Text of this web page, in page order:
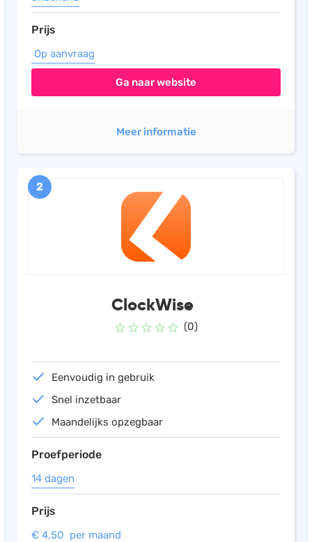
Prijs
Op aanvraag
Ga naar website
Meer informatie
2
ClockWise
(0)
Eenvoudig in gebruik
Snel inzetbaar
Maandelijks opzegbaar
Proefperiode
14 dagen
Prijs
€ 4,50 per maand